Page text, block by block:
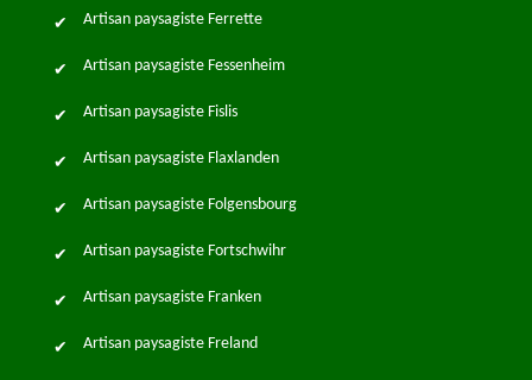
Artisan paysagiste Ferrette
Artisan paysagiste Fessenheim
Artisan paysagiste Fislis
Artisan paysagiste Flaxlanden
Artisan paysagiste Folgensbourg
Artisan paysagiste Fortschwihr
Artisan paysagiste Franken
Artisan paysagiste Freland